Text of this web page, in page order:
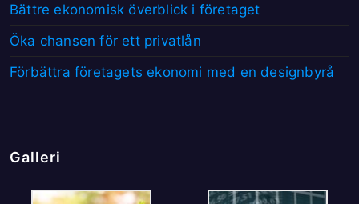
Bättre ekonomisk överblick i företaget
Öka chansen för ett privatlån
Förbättra företagets ekonomi med en designbyrå
Galleri